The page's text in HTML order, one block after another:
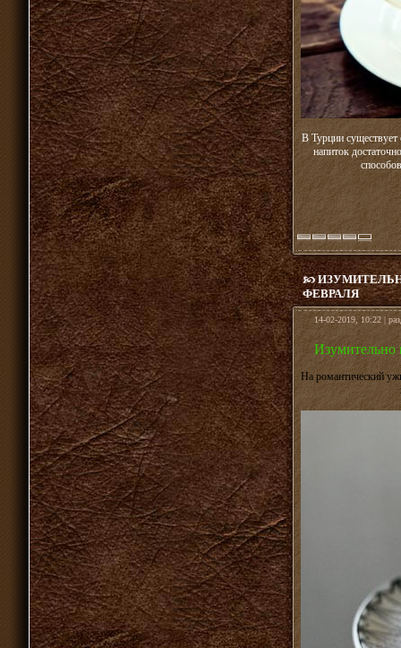
В Турции
напиток
ФЕВРАЛЯ
14-02-2019, 10:22 |
Изумительно
На романтический